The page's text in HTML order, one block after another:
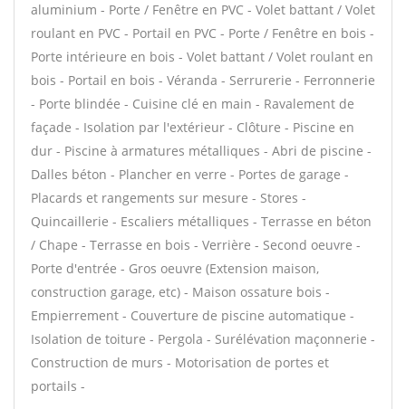
aluminium - Porte / Fenêtre en PVC - Volet battant / Volet
roulant en PVC - Portail en PVC - Porte / Fenêtre en bois -
Porte intérieure en bois - Volet battant / Volet roulant en
bois - Portail en bois - Véranda - Serrurerie - Ferronnerie
- Porte blindée - Cuisine clé en main - Ravalement de
façade - Isolation par l'extérieur - Clôture - Piscine en
dur - Piscine à armatures métalliques - Abri de piscine -
Dalles béton - Plancher en verre - Portes de garage -
Placards et rangements sur mesure - Stores -
Quincaillerie - Escaliers métalliques - Terrasse en béton
/ Chape - Terrasse en bois - Verrière - Second oeuvre -
Porte d'entrée - Gros oeuvre (Extension maison,
construction garage, etc) - Maison ossature bois -
Empierrement - Couverture de piscine automatique -
Isolation de toiture - Pergola - Surélévation maçonnerie -
Construction de murs - Motorisation de portes et
portails -